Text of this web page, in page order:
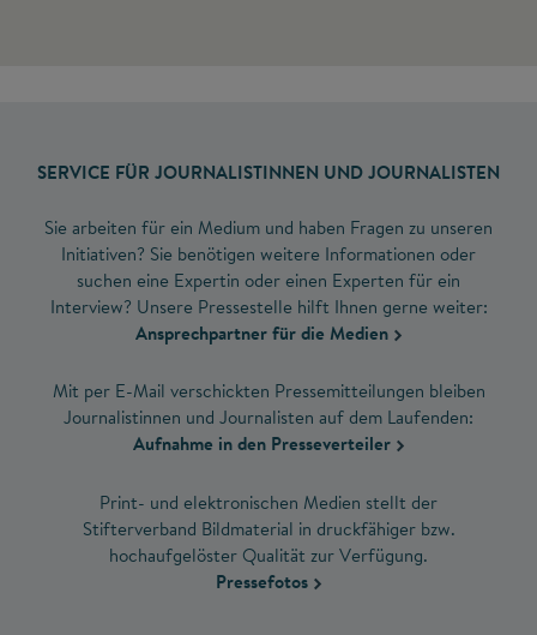
SERVICE FÜR JOURNALISTINNEN UND JOURNALISTEN
Sie arbeiten für ein Medium und haben Fragen zu unseren
Initiativen? Sie benötigen weitere Informationen oder
suchen eine Expertin oder einen Experten für ein
Interview? Unsere Pressestelle hilft Ihnen gerne weiter:
Ansprechpartner für die Medien
Mit per E-Mail verschickten Pressemitteilungen bleiben
Journalistinnen und Journalisten auf dem Laufenden:
Aufnahme in den Presseverteiler
Print- und elektronischen Medien stellt der
Stifterverband Bildmaterial in druckfähiger bzw.
hochaufgelöster Qualität zur Verfügung.
Pressefotos